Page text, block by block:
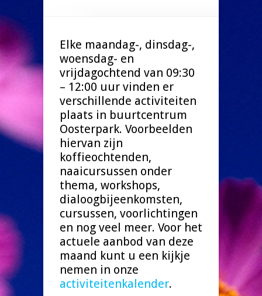
Elke maandag-, dinsdag-,
woensdag- en
vrijdagochtend van 09:30
– 12:00 uur vinden er
verschillende activiteiten
plaats in buurtcentrum
Oosterpark. Voorbeelden
hiervan zijn
koffieochtenden,
naaicursussen onder
thema, workshops,
dialoogbijeenkomsten,
cursussen, voorlichtingen
en nog veel meer. Voor het
actuele aanbod van deze
maand kunt u een kijkje
nemen in onze
activiteitenkalender.